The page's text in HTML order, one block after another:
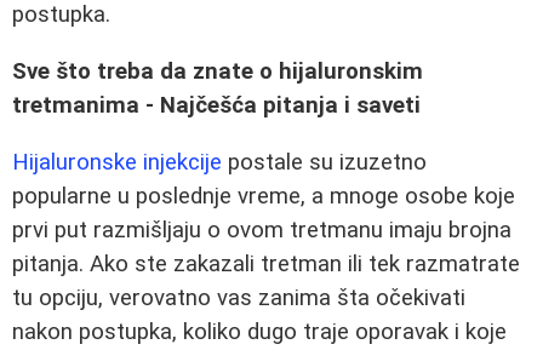
postupka.
Sve što treba da znate o hijaluronskim
tretmanima - Najčešća pitanja i saveti
Hijaluronske injekcije postale su izuzetno
popularne u poslednje vreme, a mnoge osobe koje
prvi put razmišljaju o ovom tretmanu imaju brojna
pitanja. Ako ste zakazali tretman ili tek razmatrate
tu opciju, verovatno vas zanima šta očekivati
nakon postupka, koliko dugo traje oporavak i koje